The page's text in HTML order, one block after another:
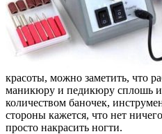
красоты, можно заметить, что
маникюру и педикюру сплошь
количеством баночек,
стороны кажется, что нет
просто накрасить ногти.